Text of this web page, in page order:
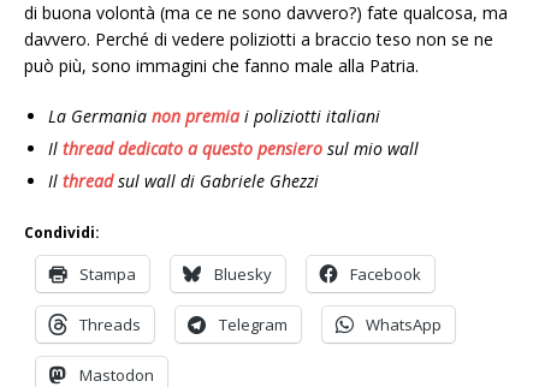
di buona volontà (ma ce ne sono davvero?) fate qualcosa, ma
davvero. Perché di vedere poliziotti a braccio teso non se ne
può più, sono immagini che fanno male alla Patria.
La Germania non premia i poliziotti italiani
Il thread dedicato a questo pensiero sul mio wall
Il threadsul wall di Gabriele Ghezzi
Condividi:
Stampa Bluesky Facebook
Threads Telegram WhatsApp
Mastodon